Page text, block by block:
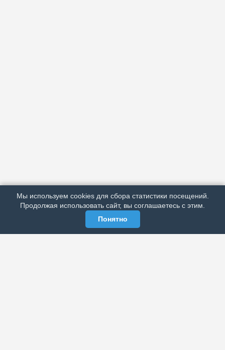
РЕКЛАМА У НАС
МЫ В СОЦСЕТЯХ
Мы используем cookies для сбора статистики посещений.
Продолжая использовать сайт, вы соглашаетесь с этим.
Понятно